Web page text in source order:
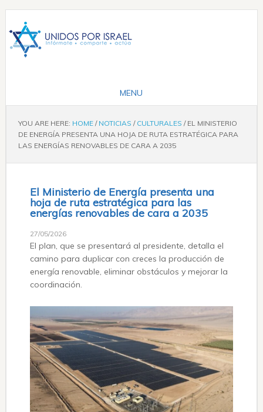
YOU ARE HERE: HOME / NOTICIAS / CULTURALES /EL MINISTERIO
DE ENERGÍA PRESENTA UNA HOJA DE RUTA ESTRATÉGICA PARA
LAS ENERGÍAS RENOVABLES DE CARA A 2035
El Ministerio de Energía presenta una
hoja de ruta estratégica para las
energías renovables de cara a 2035
27/05/2026
El plan, que se presentará al presidente, detalla el
camino para duplicar con creces la producción de
energía renovable, eliminar obstáculos y mejorar la
coordinación.